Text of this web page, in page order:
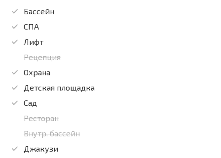
Бассейн
СПА
Лифт
Рецепция
Охрана
Детская площадка
Сад
Ресторан
Внутр. бассейн
Джакузи